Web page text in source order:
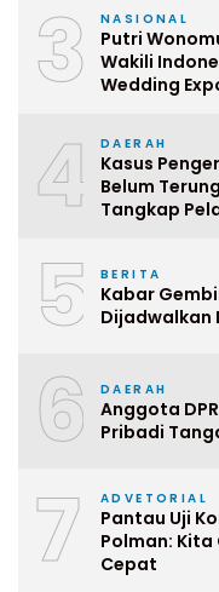
3 NASIONAL
Putri
Wakili
Wedding
4 DAERAH
Kasus
Belum
Tangkap
5 BERITA
Kabar
Dijadwalkan
6 DAERAH
Anggota
Pribadi
7 ADVETORIAL
Pantau Uji
Polman:
Cepat